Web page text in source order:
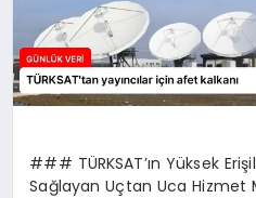
### TÜRKSAT’ın Yüksek
Sağlayan Uçtan Uca Hizmet